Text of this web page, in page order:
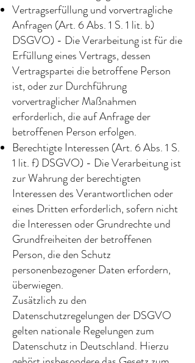
Vertragserfüllung und vorvertragliche
Anfragen (Art. 6 Abs. 1 S. 1 lit. b)
DSGVO) - Die Verarbeitung ist für die
Erfüllung eines Vertrags, dessen
Vertragspartei die betroffene Person
ist, oder zur Durchführung
vorvertraglicher Maßnahmen
erforderlich, die auf Anfrage der
betroffenen Person erfolgen.
Berechtigte Interessen (Art. 6 Abs. 1 S.
1 lit. f) DSGVO) - Die Verarbeitung ist
zur Wahrung der berechtigten
Interessen des Verantwortlichen oder
eines Dritten erforderlich, sofern nicht
die Interessen oder Grundrechte und
Grundfreiheiten der betroffenen
Person, die den Schutz
personenbezogener Daten erfordern,
überwiegen.
Zusätzlich zu den
Datenschutzregelungen der DSGVO
gelten nationale Regelungen zum
Datenschutz in Deutschland. Hierzu